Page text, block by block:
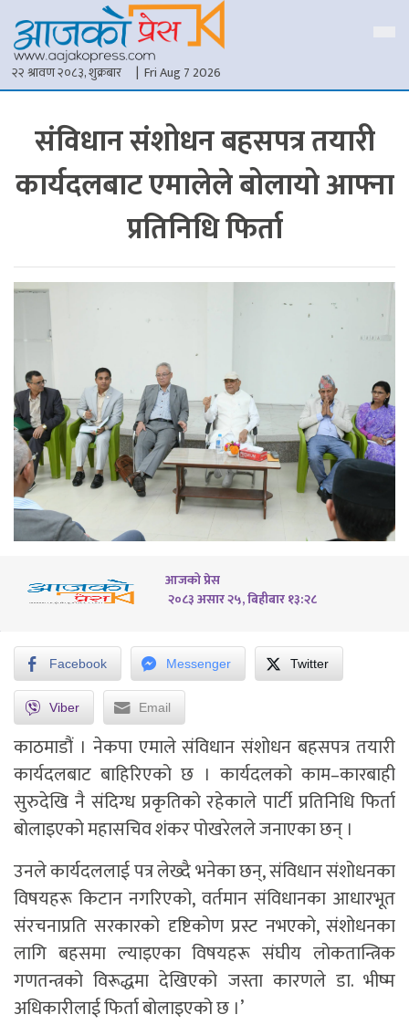
२२ श्रावण २०८३, शुक्रबार | Fri Aug 7 2026
संविधान संशोधन बहसपत्र तयारी
कार्यदलबाट एमालेले बोलायो आफ्ना
प्रतिनिधि फिर्ता
आजको प्रेस
२०८३ असार २५, बिहीबार १३:२८
Facebook Messenger Twitter
Viber Email
काठमाडौं । नेकपा एमाले संविधान संशोधन बहसपत्र तयारी
कार्यदलबाट बाहिरिएको छ । कार्यदलको काम–कारबाही
सुरुदेखि नै संदिग्ध प्रकृतिको रहेकाले पार्टी प्रतिनिधि फिर्ता
बोलाइएको महासचिव शंकर पोखरेलले जनाएका छन् ।
उनले कार्यदललाई पत्र लेख्दै भनेका छन्, संविधान संशोधनका
विषयहरू किटान नगरिएको, वर्तमान संविधानका आधारभूत
संरचनाप्रति सरकारको दृष्टिकोण प्रस्ट नभएको, संशोधनका
लागि बहसमा ल्याइएका विषयहरू संघीय लोकतान्त्रिक
गणतन्त्रको विरूद्धमा देखिएको जस्ता कारणले डा. भीष्म
अधिकारीलाई फिर्ता बोलाइएको छ ।’